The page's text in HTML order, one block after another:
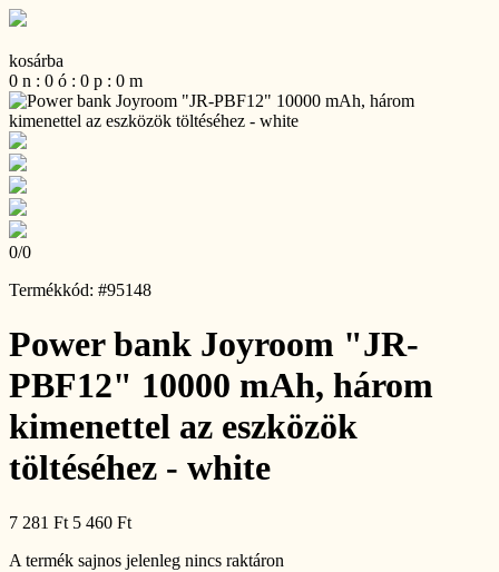
kosárba
0 n : 0 ó : 0 p : 0 m
0/0
Termékkód: #95148
Power bank Joyroom "JR-
PBF12" 10000 mAh, három
kimenettel az eszközök
töltéséhez - white
7 281 Ft 5 460 Ft
A termék sajnos jelenleg nincs raktáron